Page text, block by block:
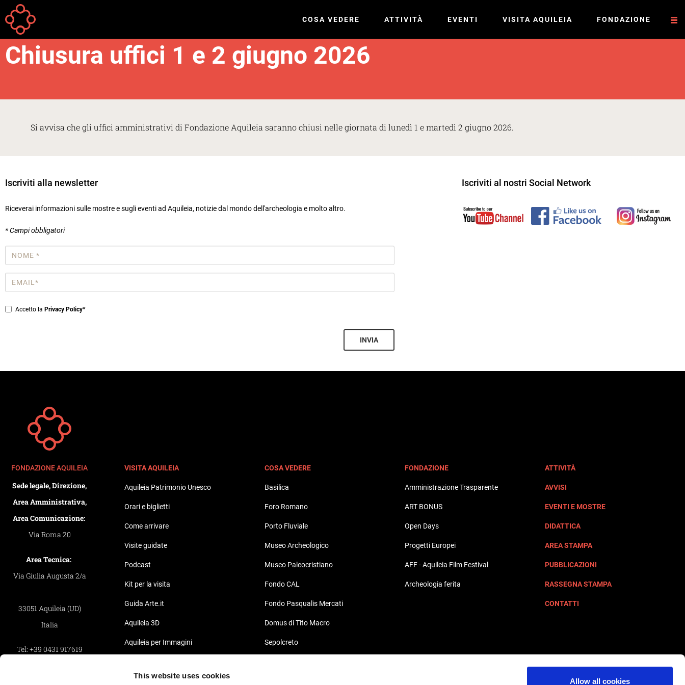
This website uses cookies
Allow all cookies
Salta al contenuto principale
COSA VEDERE ATTIVITÀ EVENTI VISITA AQUILEIA FONDAZIONE
Your
are
here
Home Avvisi
Chiusura uffici 1 e 2 giugno 2026
Si avvisa che gli uffici amministrativi di Fondazione Aquileia saranno chiusi nelle giornata di lunedì 1 e martedì 2 giugno 2026.
Iscriviti alla newsletter
Riceverai informazioni sulle mostre e sugli eventi ad Aquileia, notizie dal mondo dell'archeologia e molto altro.
* Campi obbligatori
Nome
*
Email
*
Privacy
Accetto la Privacy Policy*
INVIA
Iscriviti al nostri Social Network
VISITA AQUILEIA
Aquileia Patrimonio Unesco
Orari e biglietti
Come arrivare
Visite guidate
Podcast
Kit per la visita
Guida Arte.it
Aquileia 3D
Aquileia per Immagini
COSA VEDERE
Basilica
Foro Romano
Porto Fluviale
Museo Archeologico
Museo Paleocristiano
Fondo CAL
Fondo Pasqualis Mercati
Domus di Tito Macro
Sepolcreto
FONDAZIONE
Amministrazione Trasparente
ART BONUS
Open Days
Progetti Europei
AFF - Aquileia Film Festival
Archeologia ferita
ATTIVITÀ
AVVISI
EVENTI E MOSTRE
DIDATTICA
AREA STAMPA
PUBBLICAZIONI
RASSEGNA STAMPA
CONTATTI
FONDAZIONE AQUILEIA
Sede legale, Direzione,
Area Amministrativa,
Area Comunicazione:
Via Roma 20
Area Tecnica:
Via Giulia Augusta 2/a
33051 Aquileia (UD)
Italia
Tel: +39 0431 917619